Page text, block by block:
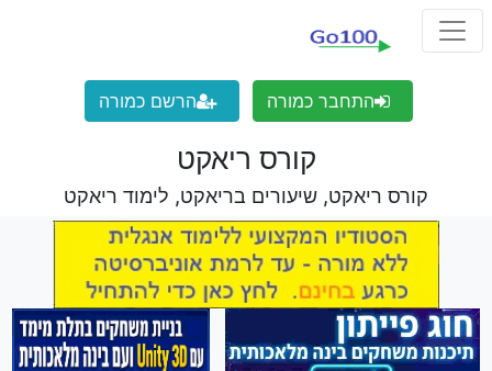
התחבר כמורה הרשם כמורה
קורס ריאקט
קורס ריאקט, שיעורים בריאקט, לימוד ריאקט